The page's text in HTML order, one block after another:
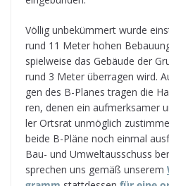
Völ­lig unbe­küm­mert wurde
rund 11 Meter hohen
spiel­weise das Gebäude der
rund 3 Meter über­ra­gen wird.
gen des B-Pla­nes tra­gen die
ren, denen ein auf­merk­sa­mer
ler Orts­rat unmög­lich
beide B-Pläne noch ein­mal
Bau- und Umwelt­aus­schuss
spre­chen uns gemäß unse­rem